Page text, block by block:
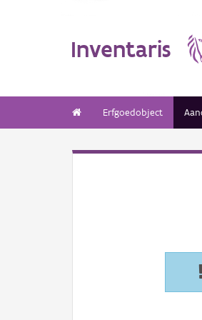
Inventaris
Erfgoedobject